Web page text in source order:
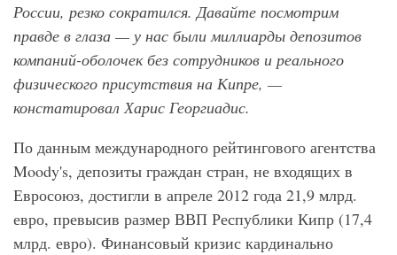
России, резко сократился. Давайте посмотрим
правде в глаза — у нас были миллиарды депозитов
компаний-оболочек без сотрудников и реального
физического присутствия на Кипре, —
констатировал Харис Георгиадис.
По данным международного рейтингового агентства
Moody's, депозиты граждан стран, не входящих в
Евросоюз, достигли в апреле 2012 года 21,9 млрд.
евро, превысив размер ВВП Республики Кипр (17,4
млрд. евро). Финансовый кризис кардинально